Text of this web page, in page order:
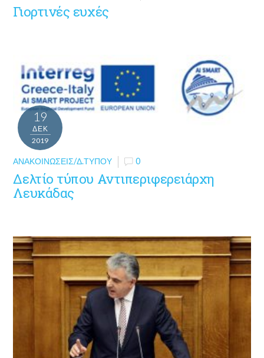
Γιορτινές ευχές
19
ΔΕΚ
2019
ΑΝΑΚΟΙΝΏΣΕΙΣ/Δ.ΤΎΠΟΥ 0
Δελτίο τύπου Αντιπεριφερειάρχη
Λευκάδας